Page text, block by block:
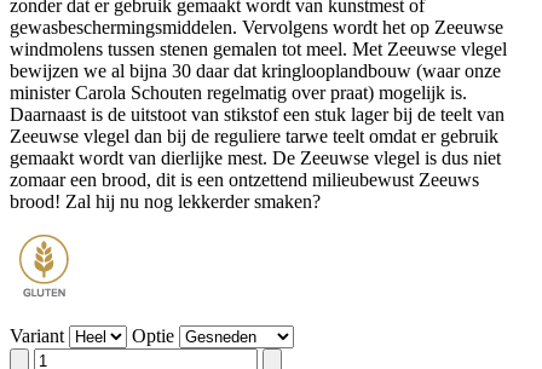
zonder dat er gebruik gemaakt wordt van kunstmest of
gewasbeschermingsmiddelen. Vervolgens wordt het op Zeeuwse
windmolens tussen stenen gemalen tot meel. Met Zeeuwse vlegel
bewijzen we al bijna 30 daar dat kringlooplandbouw (waar onze
minister Carola Schouten regelmatig over praat) mogelijk is.
Daarnaast is de uitstoot van stikstof een stuk lager bij de teelt van
Zeeuwse vlegel dan bij de reguliere tarwe teelt omdat er gebruik
gemaakt wordt van dierlijke mest. De Zeeuwse vlegel is dus niet
zomaar een brood, dit is een ontzettend milieubewust Zeeuws
brood! Zal hij nu nog lekkerder smaken?
Variant Optie